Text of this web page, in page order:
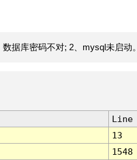
据库密码不对; 2、mysql未启动。
Line
13
1548